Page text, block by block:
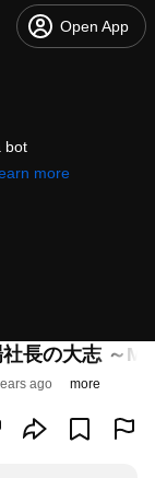
Open App
bot
more
社長の大志
ago more